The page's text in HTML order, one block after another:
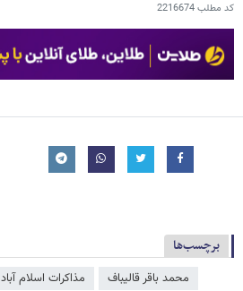
کد مطلب2216674
برچسب‌ها
محمد باقر قالیباف مذاکرات اسلام آباد